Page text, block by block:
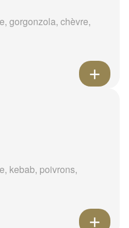
gorgonzola, chèvre,
kebab, poivrons,